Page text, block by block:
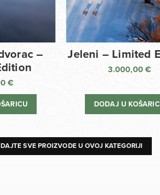
–
€
Jeleni – Limited
3.000,00€
DODAJ U
SVE PROIZVODE U OVOJ KATEGORIJI